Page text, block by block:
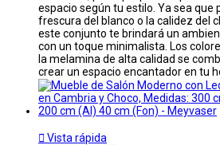
espacio según tu estilo. Ya sea que
frescura del blanco o la calidez del
este conjunto te brindará un
con un toque minimalista. Los
la melamina de alta calidad se
crear un espacio encantador en tu
 Vista rápida